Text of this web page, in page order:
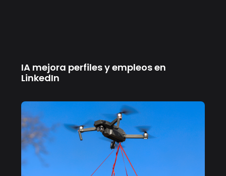
IA mejora perfiles y empleos en
LinkedIn